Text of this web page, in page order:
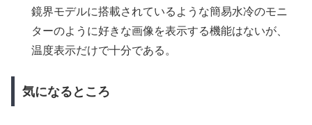
鏡界モデルに搭載されているような簡易水冷のモニ
ターのように好きな画像を表示する機能はないが、
温度表示だけで十分である。
気になるところ